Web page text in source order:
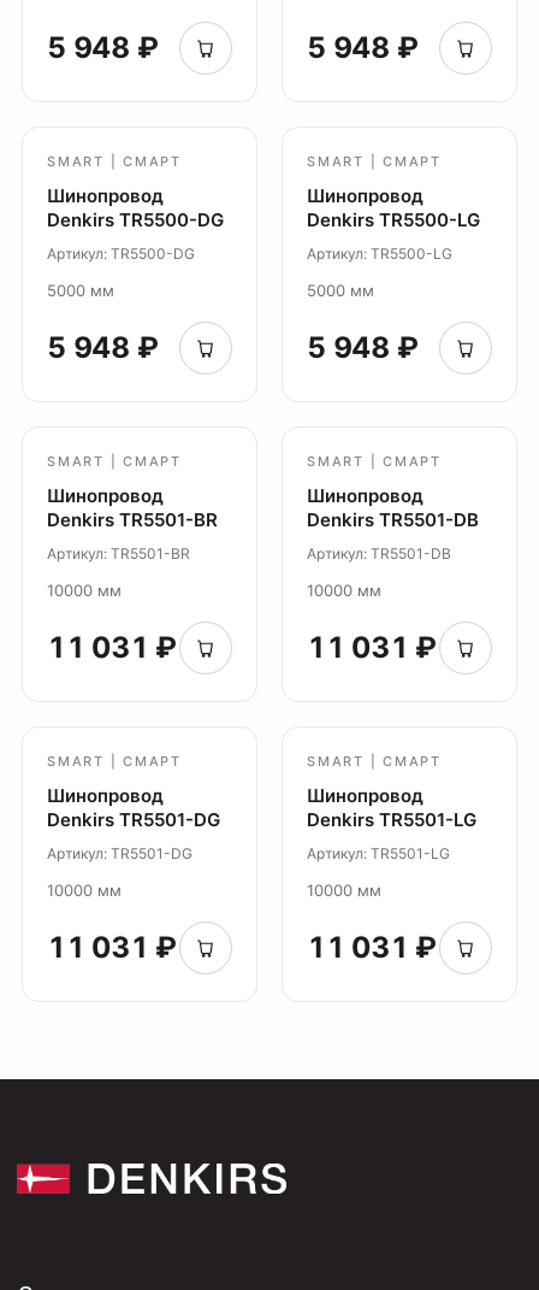
5 948 ₽ 5 948 ₽
SMART | СМАРТ
Шинопровод
Denkirs TR5500-DG
Артикул: TR5500-DG
5000 мм
5 948 ₽
SMART | СМАРТ
Шинопровод
Denkirs TR5500-LG
Артикул: TR5500-LG
5000 мм
5 948 ₽
SMART | СМАРТ
Шинопровод
Denkirs TR5501-BR
Артикул: TR5501-BR
10000 мм
11 031 ₽
SMART | СМАРТ
Шинопровод
Denkirs TR5501-DB
Артикул: TR5501-DB
10000 мм
11 031 ₽
SMART | СМАРТ
Шинопровод
Denkirs TR5501-DG
Артикул: TR5501-DG
10000 мм
11 031 ₽
SMART | СМАРТ
Шинопровод
Denkirs TR5501-LG
Артикул: TR5501-LG
10000 мм
11 031 ₽
О нас
Партнерам
Контакты
Новости
Монтажным организациям
© 2026 DENKIRS
Все права защищены
Социальные сети
Дизайнерам
Торговым компаниям
Проекты
Политика в отношении
Светильники Inviz